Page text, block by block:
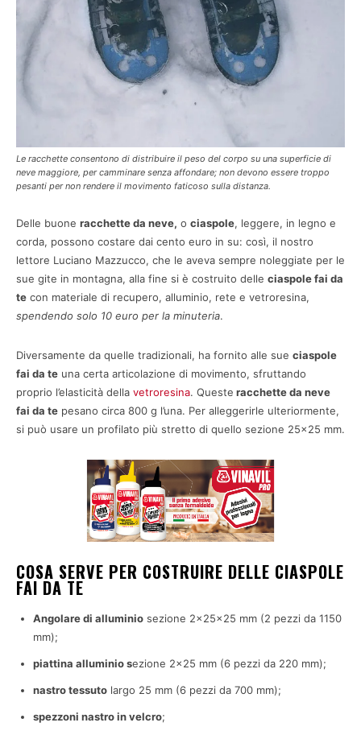
Le racchette consentono di distribuire il peso del corpo su una superficie di
neve maggiore, per camminare senza affondare; non devono essere troppo
pesanti per non rendere il movimento faticoso sulla distanza.
Delle buone racchette da neve, o ciaspole, leggere, in legno e
corda, possono costare dai cento euro in su: così, il nostro
lettore Luciano Mazzucco, che le aveva sempre noleggiate per le
sue gite in montagna, alla fine si è costruito delle ciaspole fai da
te con materiale di recupero, alluminio, rete e vetroresina,
spendendo solo 10 euro per la minuteria.
Diversamente da quelle tradizionali, ha fornito alle sue ciaspole
fai da te una certa articolazione di movimento, sfruttando
proprio l’elasticità della vetroresina. Queste racchette da neve
fai da te pesano circa 800 g l’una. Per alleggerirle ulteriormente,
si può usare un profilato più stretto di quello sezione 25×25 mm.
COSA SERVE PER COSTRUIRE DELLE CIASPOLE
FAI DA TE
Angolare di alluminio sezione 2x25x25 mm (2 pezzi da 1150
mm);
piattina alluminio sezione 2×25 mm (6 pezzi da 220 mm);
nastro tessuto largo 25 mm (6 pezzi da 700 mm);
spezzoni nastro in velcro;